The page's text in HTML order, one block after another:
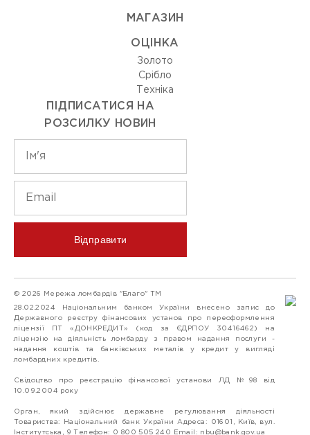
МАГАЗИН
ОЦIНКА
Золото
Срiбло
Технiка
ПІДПИСАТИСЯ НА
РОЗСИЛКУ НОВИН
Відправити
© 2026 Мережа ломбардів "Благо" ТМ
28.02.2024 Національним банком України внесено запис до
Державного реєстру фінансових установ про переоформлення
ліцензії ПТ «ДОНКРЕДИТ» (код за ЄДРПОУ 30416462) на
ліцензію на діяльність ломбарду з правом надання послуги -
надання коштів та банківських металів у кредит у вигляді
ломбардних кредитів.
Свідоцтво про реєстрацію фінансової установи ЛД №98 від
10.09.2004 року
Орган, який здійснює державне регулювання діяльності
Товариства: Національний банк України Адреса: 01601, Київ, вул.
Інститутська, 9 Телефон: 0 800 505 240 Email: nbu@bank.gov.ua